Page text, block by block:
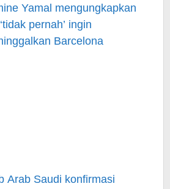
Yamal mengungkapkan
pernah’ ingin
Barcelona
Arab Saudi konfirmasi